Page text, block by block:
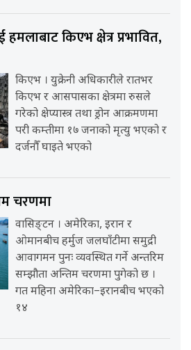
किएभ क्षेत्र प्रभावित,
किएभ । युक्रेनी अधिकारीले रातभर
किएभ र आसपासका क्षेत्रमा रुसले
गरेको क्षेप्यास्त्र तथा ड्रोन आक्रमणमा
परी कम्तीमा १७ जनाको मृत्यु भएको र
दर्जनौँ घाइते भएको
चरणमा
वासिङ्टन । अमेरिका, इरान र
ओमानबीच हर्मुज जलघाँटीमा समुद्री
आवागमन पुनः व्यवस्थित गर्ने अन्तरिम
सम्झौता अन्तिम चरणमा पुगेको छ ।
गत महिना अमेरिका–इरानबीच भएको
१४